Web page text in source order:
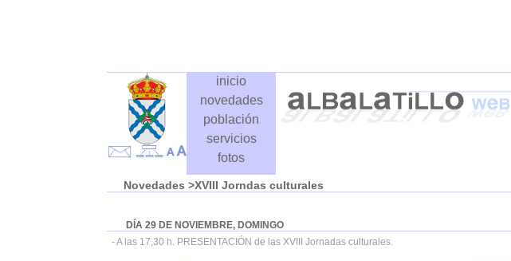
inicio
novedades
población
servicios
fotos
Novedades >XVIII Jorndas culturales
DÍA 29 DE NOVIEMBRE, DOMINGO
- A las 17,30 h. PRESENTACIÓN de las XVIII Jornadas culturales.